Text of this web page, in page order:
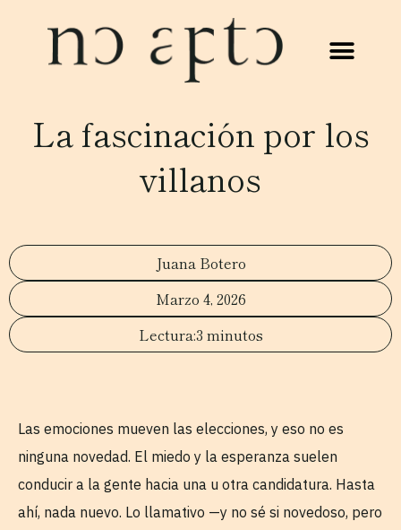
La fascinación por los
villanos
Juana Botero
Marzo 4, 2026
3 minutos
Las emociones mueven las elecciones, y eso no es
ninguna novedad. El miedo y la esperanza suelen
conducir a la gente hacia una u otra candidatura. Hasta
ahí, nada nuevo. Lo llamativo —y no sé si novedoso, pero